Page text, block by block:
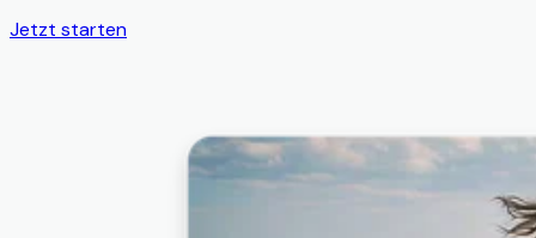
Jetzt starten